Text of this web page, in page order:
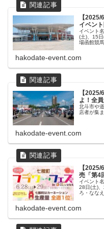
【
イベン
イベント
(土)、15
場函館競
hakodate-event.com
【
よ！全
北斗市や
店者が集
hakodate-event.com
【
売「第4
イベント
28日(土)
ろ・なな
hakodate-event.com